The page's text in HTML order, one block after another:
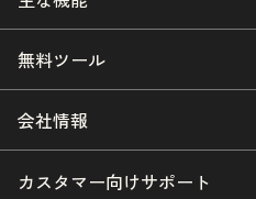
無料ツール
会社情報
カスタマー向けサポート